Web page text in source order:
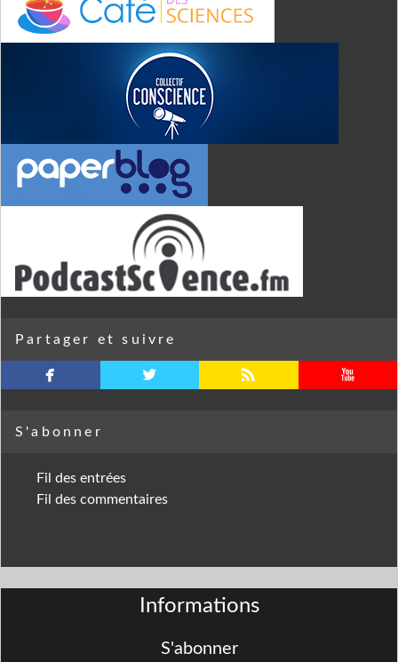
Partager et suivre
facebook twitterbird rss youtube
S'abonner
Fil des entrées
Fil des commentaires
Informations
S'abonner